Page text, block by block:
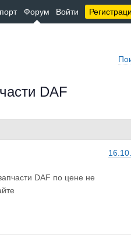
Форум Войти
DAF
DAF по цене не